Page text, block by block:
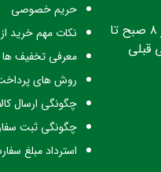
ساعت کاری: ساعت اداری از ۸ صبح تا
حریم خصوصی
نکات مهم خرید
معرفی تخفیف ها
روش های
چگونگی ارسال
چگونگی ثبت
استرداد مبلغ